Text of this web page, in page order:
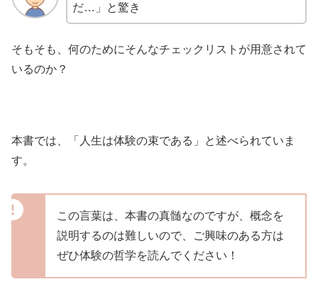
だ…」と驚き
そもそも、何のためにそんなチェックリストが用意されて
いるのか？
本書では、「人生は体験の束である」と述べられていま
す。
この言葉は、本書の真髄なのですが、概念を
説明するのは難しいので、ご興味のある方は
ぜひ体験の哲学を読んでください！